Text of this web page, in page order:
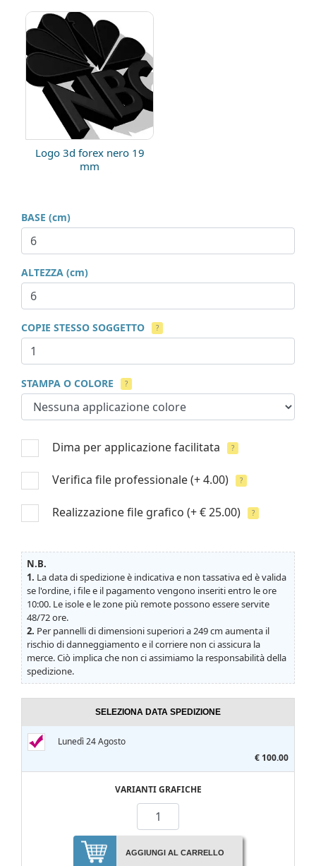
Logo 3d forex nero 19
mm
BASE (cm)
ALTEZZA (cm)
COPIE STESSO SOGGETTO ?
STAMPA O COLORE ?
Dima per applicazione facilitata ?
Verifica file professionale(+ 4.00) ?
Realizzazione file grafico (+ € 25.00) ?
N.B.
1. La data di spedizione è indicativa e non tassativa ed è valida
se l'ordine, i file e il pagamento vengono inseriti entro le ore
10:00. Le isole e le zone più remote possono essere servite
48/72 ore.
2. Per pannelli di dimensioni superiori a 249 cm aumenta il
rischio di danneggiamento e il corriere non ci assicura la
merce. Ciò implica che non ci assimiamo la responsabilità della
spedizione.
SELEZIONA DATA SPEDIZIONE
Lunedì 24 Agosto
€ 100.00
VARIANTI GRAFICHE
AGGIUNGI AL CARRELLO